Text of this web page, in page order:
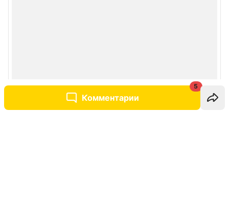
Комментарии
5